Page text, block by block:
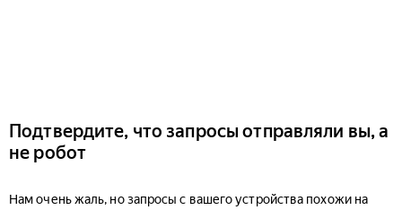
Подтвердите, что запросы отправляли вы, а
не робот
Нам очень жаль, но запросы с вашего устройства похожи на